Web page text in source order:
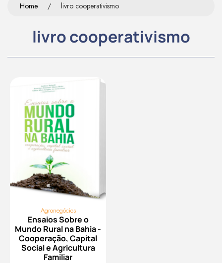
Home / livro cooperativismo
livro cooperativismo
Agronegócios
Ensaios Sobre o
Mundo Rural na Bahia -
Cooperação, Capital
Social e Agricultura
Familiar